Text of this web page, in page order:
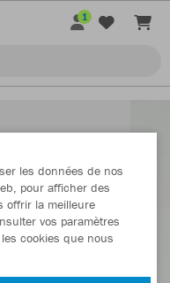
1
les données de nos
pour afficher des
offrir la meilleure
vos paramètres
cookies que nous